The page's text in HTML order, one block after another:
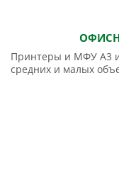
Принтеры и МФУ А3 и
средних и малых